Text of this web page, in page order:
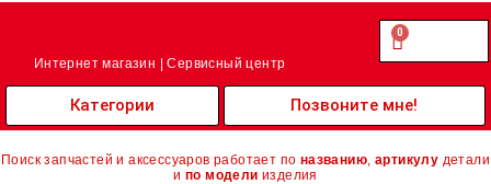
Перейти
Интернет магазин | Сервисный центр
0.00
0
Cart
Категории Позвоните мне!
Поиск запчастей и аксессуаров работает по названию артикулу детали
и по модели изделия